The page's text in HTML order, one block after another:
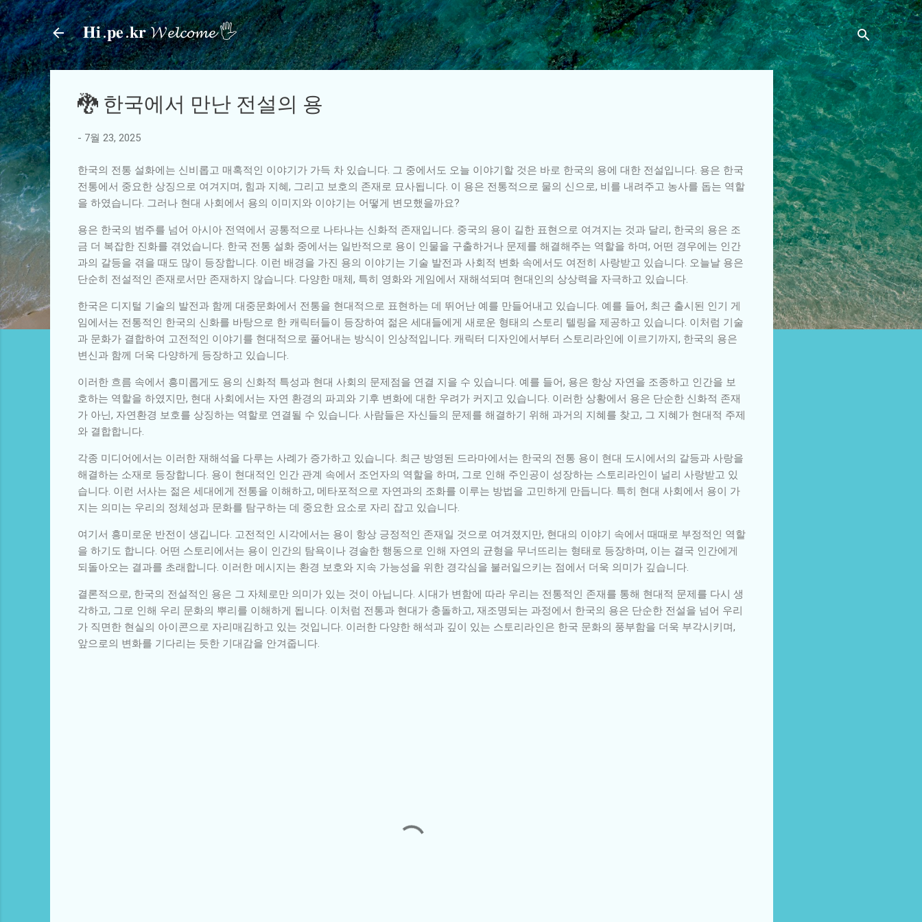
기본 콘텐츠로 건너뛰기
𝐇𝐢.𝐩𝐞.𝐤𝐫 𝓦𝓮𝓵𝓬𝓸𝓶𝓮 🖐
🐉 한국에서 만난 전설의 용
- 7월 23, 2025
한국의 전통 설화에는 신비롭고 매혹적인 이야기가 가득 차 있습니다. 그 중에서도 오늘 이야기할 것은 바로 한국의 용에 대한 전설입니다. 용은 한국
전통에서 중요한 상징으로 여겨지며, 힘과 지혜, 그리고 보호의 존재로 묘사됩니다. 이 용은 전통적으로 물의 신으로, 비를 내려주고 농사를 돕는 역할
을 하였습니다. 그러나 현대 사회에서 용의 이미지와 이야기는 어떻게 변모했을까요?
용은 한국의 범주를 넘어 아시아 전역에서 공통적으로 나타나는 신화적 존재입니다. 중국의 용이 길한 표현으로 여겨지는 것과 달리, 한국의 용은 조
금 더 복잡한 진화를 겪었습니다. 한국 전통 설화 중에서는 일반적으로 용이 인물을 구출하거나 문제를 해결해주는 역할을 하며, 어떤 경우에는 인간
과의 갈등을 겪을 때도 많이 등장합니다. 이런 배경을 가진 용의 이야기는 기술 발전과 사회적 변화 속에서도 여전히 사랑받고 있습니다. 오늘날 용은
단순히 전설적인 존재로서만 존재하지 않습니다. 다양한 매체, 특히 영화와 게임에서 재해석되며 현대인의 상상력을 자극하고 있습니다.
한국은 디지털 기술의 발전과 함께 대중문화에서 전통을 현대적으로 표현하는 데 뛰어난 예를 만들어내고 있습니다. 예를 들어, 최근 출시된 인기 게
임에서는 전통적인 한국의 신화를 바탕으로 한 캐릭터들이 등장하여 젊은 세대들에게 새로운 형태의 스토리 텔링을 제공하고 있습니다. 이처럼 기술
과 문화가 결합하여 고전적인 이야기를 현대적으로 풀어내는 방식이 인상적입니다. 캐릭터 디자인에서부터 스토리라인에 이르기까지, 한국의 용은
변신과 함께 더욱 다양하게 등장하고 있습니다.
이러한 흐름 속에서 흥미롭게도 용의 신화적 특성과 현대 사회의 문제점을 연결 지을 수 있습니다. 예를 들어, 용은 항상 자연을 조종하고 인간을 보
호하는 역할을 하였지만, 현대 사회에서는 자연 환경의 파괴와 기후 변화에 대한 우려가 커지고 있습니다. 이러한 상황에서 용은 단순한 신화적 존재
가 아닌, 자연환경 보호를 상징하는 역할로 연결될 수 있습니다. 사람들은 자신들의 문제를 해결하기 위해 과거의 지혜를 찾고, 그 지혜가 현대적 주제
와 결합합니다.
각종 미디어에서는 이러한 재해석을 다루는 사례가 증가하고 있습니다. 최근 방영된 드라마에서는 한국의 전통 용이 현대 도시에서의 갈등과 사랑을
해결하는 소재로 등장합니다. 용이 현대적인 인간 관계 속에서 조언자의 역할을 하며, 그로 인해 주인공이 성장하는 스토리라인이 널리 사랑받고 있
습니다. 이런 서사는 젊은 세대에게 전통을 이해하고, 메타포적으로 자연과의 조화를 이루는 방법을 고민하게 만듭니다. 특히 현대 사회에서 용이 가
지는 의미는 우리의 정체성과 문화를 탐구하는 데 중요한 요소로 자리 잡고 있습니다.
여기서 흥미로운 반전이 생깁니다. 고전적인 시각에서는 용이 항상 긍정적인 존재일 것으로 여겨졌지만, 현대의 이야기 속에서 때때로 부정적인 역할
을 하기도 합니다. 어떤 스토리에서는 용이 인간의 탐욕이나 경솔한 행동으로 인해 자연의 균형을 무너뜨리는 형태로 등장하며, 이는 결국 인간에게
되돌아오는 결과를 초래합니다. 이러한 메시지는 환경 보호와 지속 가능성을 위한 경각심을 불러일으키는 점에서 더욱 의미가 깊습니다.
결론적으로, 한국의 전설적인 용은 그 자체로만 의미가 있는 것이 아닙니다. 시대가 변함에 따라 우리는 전통적인 존재를 통해 현대적 문제를 다시 생
각하고, 그로 인해 우리 문화의 뿌리를 이해하게 됩니다. 이처럼 전통과 현대가 충돌하고, 재조명되는 과정에서 한국의 용은 단순한 전설을 넘어 우리
가 직면한 현실의 아이콘으로 자리매김하고 있는 것입니다. 이러한 다양한 해석과 깊이 있는 스토리라인은 한국 문화의 풍부함을 더욱 부각시키며,
앞으로의 변화를 기다리는 듯한 기대감을 안겨줍니다.